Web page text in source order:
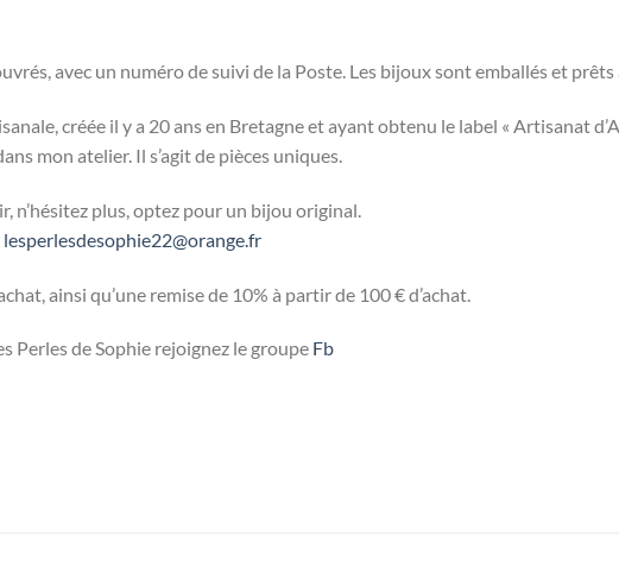
avec un numéro de suivi de la Poste. Les bijoux sont emballés et
créée il y a 20 ans en Bretagne et ayant obtenu le label « Artisanat
mon atelier. Il s’agit de pièces uniques.
n’hésitez plus, optez pour un bijou original.
lesperlesdesophie22@orange.fr
ainsi qu’une remise de 10% à partir de 100 € d’achat.
Perles de Sophie rejoignez le groupe Fb